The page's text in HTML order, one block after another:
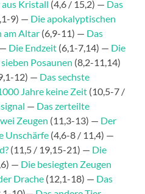
Kristall (4,6 / 15,2) — Das
9) — Die apokalyptischen
am Altar (6,9-11) — Das
Die Endzeit (6,1-7,14) — Die
Posaunen (8,2-11,14)
12) — Das sechste
Jahre keine Zeit (10,5-7 /
— Das zerteilte
Zeugen (11,3-13) — Der
Unschärfe (4,6-8 / 11,4) —
(11,5 / 19,15-21) — Die
— Die besiegten Zeugen
Drache (12,1-18) — Das